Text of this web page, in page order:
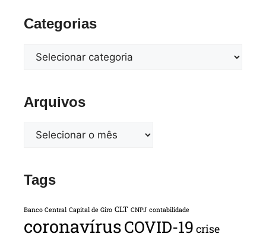
Categorias
Arquivos
Tags
Banco Central Capital de Giro CLT CNPJ contabilidade
coronavírusCOVID-19 crise